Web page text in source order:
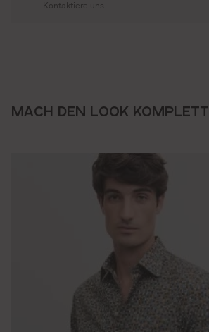
Kontaktiere uns
MACH DEN LOOK KOMPLETT